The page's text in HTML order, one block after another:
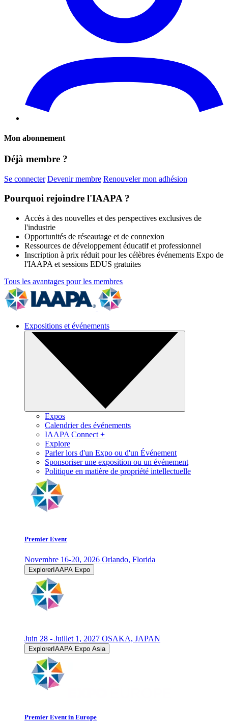
Mon abonnement
Déjà membre ?
Se connecter Devenir membre Renouveler mon adhésion
Pourquoi rejoindre l'IAAPA ?
Accès à des nouvelles et des perspectives exclusives de
l'industrie
Opportunités de réseautage et de connexion
Ressources de développement éducatif et professionnel
Inscription à prix réduit pour les célèbres événements Expo de
l'IAAPA et sessions EDUS gratuites
Tous les avantages pour les membres
Expositions et événements
Expos
Calendrier des événements
IAAPA Connect +
Explore
Parler lors d'un Expo ou d'un Événement
Sponsoriser une exposition ou un événement
Politique en matière de propriété intellectuelle
Premier Event
Novembre 16-20, 2026 Orlando, Florida
ExplorerIAAPA Expo
Juin 28 - Juillet 1, 2027 OSAKA, JAPAN
ExplorerIAAPA Expo Asia
Premier Event in Europe